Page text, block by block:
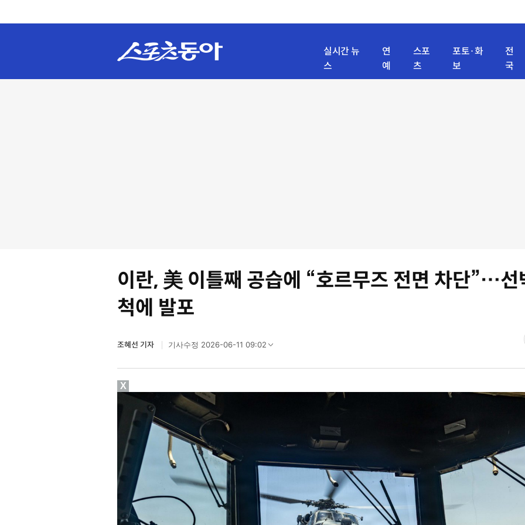
실시간 뉴
스
연
예
스포
츠
포토·화
보
전
국
이란, 美 이틀째 공습에 “호르무즈 전면 차단”…선
척에 발포
조혜선 기자 기사수정 2026-06-11 09:02
X